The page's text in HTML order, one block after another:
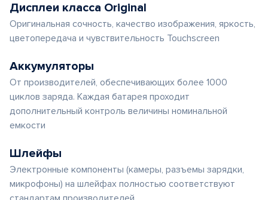
Дисплеи класса Original
Оригинальная сочность, качество изображения, яркость,
цветопередача и чувствительность Touchscreen
Аккумуляторы
От производителей, обеспечивающих более 1000
циклов заряда. Каждая батарея проходит
дополнительный контроль величины номинальной
емкости
Шлейфы
Электронные компоненты (камеры, разъемы зарядки,
микрофоны) на шлейфах полностью соответствуют